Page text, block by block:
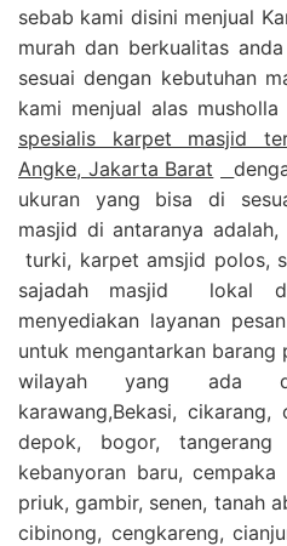
sebab kami disini menjual
murah dan berkualitas
sesuai dengan kebutuhan
kami menjual alas
spesialis karpet masjid
Angke, Jakarta Barat
ukuran yang bisa di
masjid di antaranya
turki, karpet amsjid polos,
sajadah masjid lokal
menyediakan layanan
untuk mengantarkan barang
wilayah yang ada
karawang,Bekasi,
depok, bogor,
kebanyoran baru,
priuk, gambir, senen, tanah
cibinong, cengkareng,